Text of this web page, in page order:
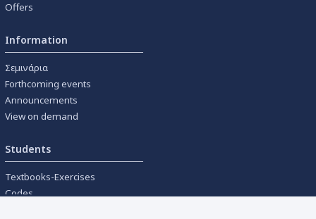
Offers
Information
Σεμινάρια
Forthcoming events
Announcements
View on demand
Students
Textbooks-Exercises
Codes